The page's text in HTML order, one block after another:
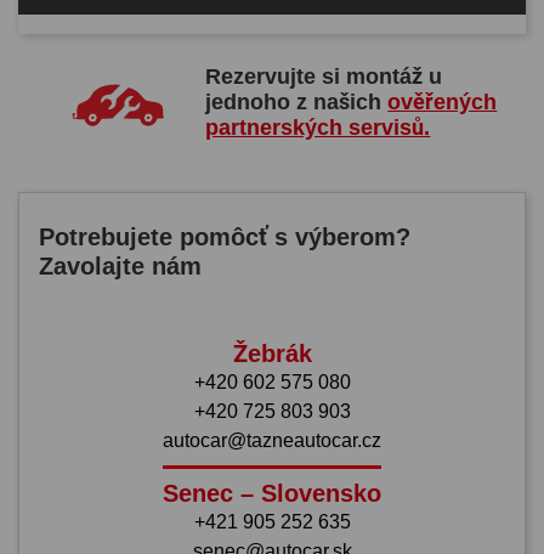
Rezervujte si montáž u
jednoho z našichověřených
partnerských servisů.
Potrebujete pomôcť s výberom?
Zavolajte nám
Žebrák
+420 602 575 080
+420 725 803 903
autocar@tazneautocar.cz
Senec – Slovensko
+421 905 252 635